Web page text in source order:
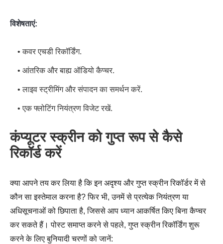
विशेषताएं:
• कवर एचडी रिकॉर्डिंग.
• आंतरिक और बाह्य ऑडियो कैप्चर.
• लाइव स्ट्रीमिंग और संपादन का समर्थन करें.
• एक फ्लोटिंग नियंत्रण विजेट रखें.
कंप्यूटर स्क्रीन को गुप्त रूप से कैसे
रिकॉर्ड करें
क्या आपने तय कर लिया है कि इन अदृश्य और गुप्त स्क्रीन रिकॉर्डर में से
कौन सा इस्तेमाल करना है? फिर भी, उनमें से प्रत्येक नियंत्रण या
अधिसूचनाओं को छिपाता है, जिससे आप ध्यान आकर्षित किए बिना कैप्चर
कर सकते हैं। पोस्ट समाप्त करने से पहले, गुप्त स्क्रीन रिकॉर्डिंग शुरू
करने के लिए बुनियादी चरणों को जानें: